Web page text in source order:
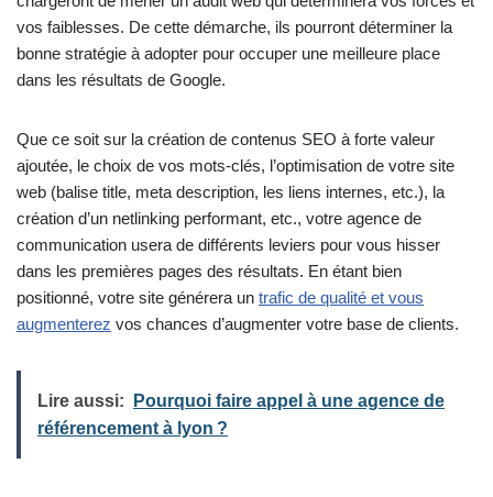
vos faiblesses. De cette démarche, ils pourront déterminer la
bonne stratégie à adopter pour occuper une meilleure place
dans les résultats de Google.
Que ce soit sur la création de contenus SEO à forte valeur
ajoutée, le choix de vos mots-clés, l’optimisation de votre site
web (balise title, meta description, les liens internes, etc.), la
création d’un netlinking performant, etc., votre agence de
communication usera de différents leviers pour vous hisser
dans les premières pages des résultats. En étant bien
positionné, votre site générera un trafic de qualité et vous
augmenterez vos chances d’augmenter votre base de clients.
Lire aussi:
Pourquoi faire appel à une agence de
référencement à lyon ?